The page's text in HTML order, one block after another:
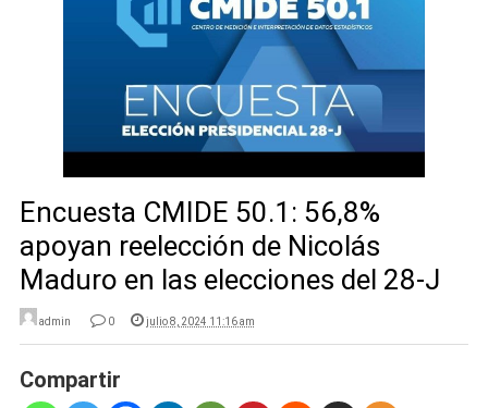
Encuesta CMIDE 50.1: 56,8%
apoyan reelección de Nicolás
Maduro en las elecciones del 28-J
admin 0 julio 8, 2024 11:16 am
Compartir